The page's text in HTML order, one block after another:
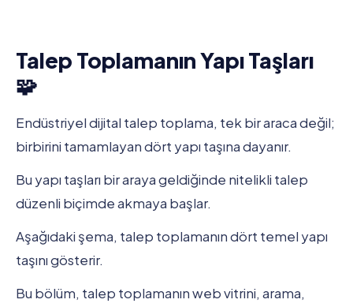
Talep Toplamanın Yapı Taşları
🧩
Endüstriyel dijital talep toplama, tek bir araca değil;
birbirini tamamlayan dört yapı taşına dayanır.
Bu yapı taşları bir araya geldiğinde nitelikli talep
düzenli biçimde akmaya başlar.
Aşağıdaki şema, talep toplamanın dört temel yapı
taşını gösterir.
Bu bölüm, talep toplamanın web vitrini, arama,